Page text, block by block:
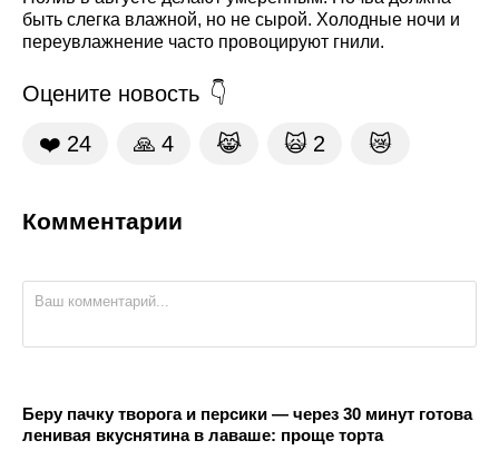
быть слегка влажной, но не сырой. Холодные ночи и
переувлажнение часто провоцируют гнили.
Оцените новость
❤️ 24 🙏 4 😹 🙀 2 😿
Комментарии
Беру пачку творога и персики — через 30 минут готова
ленивая вкуснятина в лаваше: проще торта